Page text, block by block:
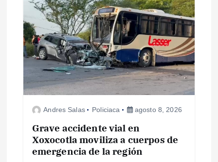
ó
n
d
Andres Salas Policiaca agosto 8, 2026
Grave accidente vial en
Xoxocotla moviliza a cuerpos de
emergencia de la región